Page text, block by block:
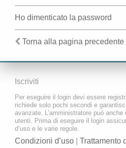
Ho dimenticato la password
Torna alla pagina precedente
Iscriviti
Per eseguire il login devi essere
richiede solo pochi secondi e
avanzate. L’amministratore può
utenti. Prima di eseguire il login
d’uso e le varie regole.
Condizioni d’uso Trattamento